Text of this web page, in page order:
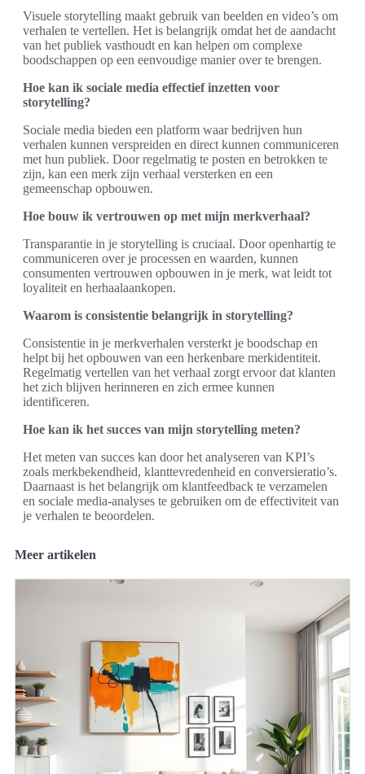
Visuele storytelling maakt gebruik van beelden en video’s om
verhalen te vertellen. Het is belangrijk omdat het de aandacht
van het publiek vasthoudt en kan helpen om complexe
boodschappen op een eenvoudige manier over te brengen.
Hoe kan ik sociale media effectief inzetten voor
storytelling?
Sociale media bieden een platform waar bedrijven hun
verhalen kunnen verspreiden en direct kunnen communiceren
met hun publiek. Door regelmatig te posten en betrokken te
zijn, kan een merk zijn verhaal versterken en een
gemeenschap opbouwen.
Hoe bouw ik vertrouwen op met mijn merkverhaal?
Transparantie in je storytelling is cruciaal. Door openhartig te
communiceren over je processen en waarden, kunnen
consumenten vertrouwen opbouwen in je merk, wat leidt tot
loyaliteit en herhaalaankopen.
Waarom is consistentie belangrijk in storytelling?
Consistentie in je merkverhalen versterkt je boodschap en
helpt bij het opbouwen van een herkenbare merkidentiteit.
Regelmatig vertellen van het verhaal zorgt ervoor dat klanten
het zich blijven herinneren en zich ermee kunnen
identificeren.
Hoe kan ik het succes van mijn storytelling meten?
Het meten van succes kan door het analyseren van KPI’s
zoals merkbekendheid, klanttevredenheid en conversieratio’s.
Daarnaast is het belangrijk om klantfeedback te verzamelen
en sociale media-analyses te gebruiken om de effectiviteit van
je verhalen te beoordelen.
Meer artikelen